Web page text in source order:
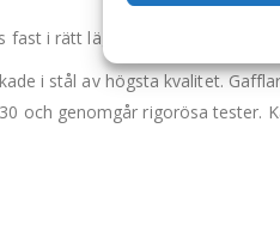
fast i rätt läge med en låsbult i
i stål av högsta kvalitet.
och genomgår rigorösa tester.